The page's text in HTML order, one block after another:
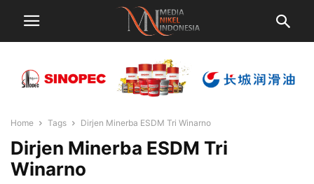
Home Tags Dirjen Minerba ESDM Tri Winarno
Dirjen Minerba ESDM Tri
Winarno